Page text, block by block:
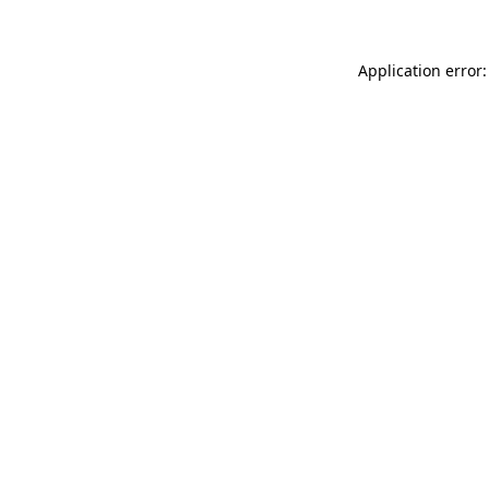
Application